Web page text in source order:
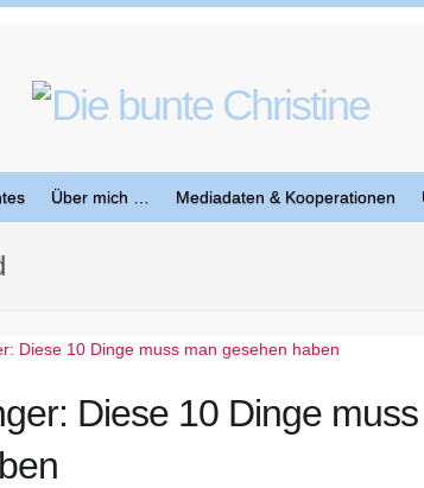
Über mich … Mediadaten & Kooperationen
Diese 10 Dinge muss